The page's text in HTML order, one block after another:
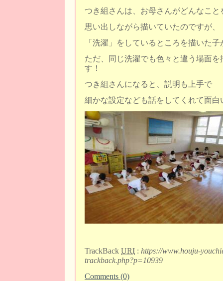
つき組さんは、お母さんがどんなこと
思い出しながら描いていたのですが、
「洗濯」をしているところを描いた
ただ、同じ洗濯でも色々と違う場面
す！
つき組さんになると、説明も上手で
細かな設定なども話をしてくれて面白
TrackBack URI : https://www.houju-
trackback.php?p=10939
Comments (0)